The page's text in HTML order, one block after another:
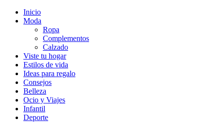
Inicio
Moda
Ropa
Complementos
Calzado
Viste tu hogar
Estilos de vida
Ideas para regalo
Consejos
Belleza
Ocio y Viajes
Infantil
Deporte